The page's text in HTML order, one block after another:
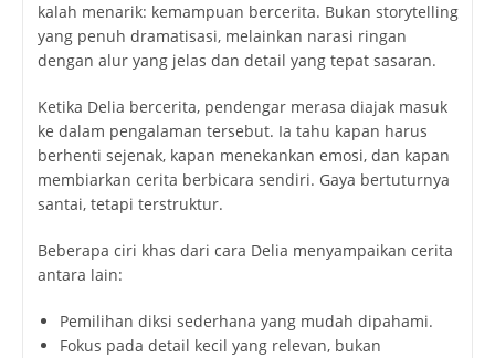
kalah menarik: kemampuan bercerita. Bukan storytelling
yang penuh dramatisasi, melainkan narasi ringan
dengan alur yang jelas dan detail yang tepat sasaran.
Ketika Delia bercerita, pendengar merasa diajak masuk
ke dalam pengalaman tersebut. Ia tahu kapan harus
berhenti sejenak, kapan menekankan emosi, dan kapan
membiarkan cerita berbicara sendiri. Gaya bertuturnya
santai, tetapi terstruktur.
Beberapa ciri khas dari cara Delia menyampaikan cerita
antara lain:
Pemilihan diksi sederhana yang mudah dipahami.
Fokus pada detail kecil yang relevan, bukan